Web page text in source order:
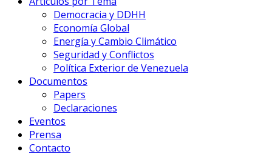
Democracia y DDHH
Economía Global
Energía y Cambio Climático
Seguridad y Conflictos
Política Exterior de Venezuela
Documentos
Papers
Declaraciones
Eventos
Prensa
Contacto